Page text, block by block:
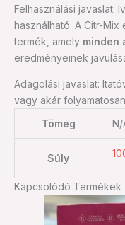
Felhasználási javaslat:
használható. A Citr-
termék, amely minden
eredményeinek
Adagolási javaslat:
vagy akár
Tömeg
N/
Súly
Kapcsolódó Termékek